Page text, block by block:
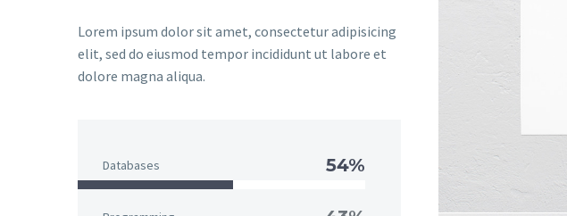
Lorem ipsum dolor sit amet, consectetur adipisicing
elit, sed do eiusmod tempor incididunt ut labore et
dolore magna aliqua.
Databases 54%